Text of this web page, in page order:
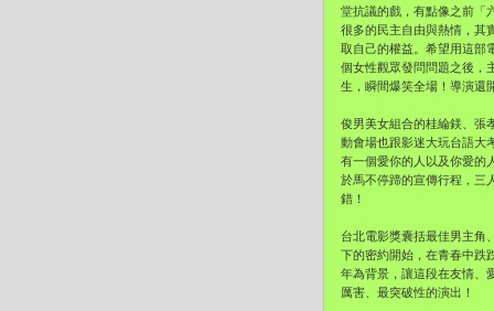
堂抗議的戲，有點像之前「
很多的民主自由與熱情，其
取自己的權益。希望用這部
個女性觀眾發問問題之後，
生，瞬間爆笑全場！導演還
俊男美女組合的桂綸鎂、張
動會場也跟影迷大玩台語大
有一個愛你的人以及你愛的
於馬不停蹄的宣傳行程，三
錯！
台北電影獎囊括最佳男主角
下的密約開始，在青春中跌
年為背景，讓這段在友情、
厲害、最突破性的演出！